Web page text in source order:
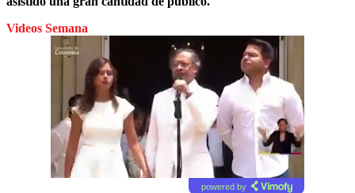
Videos Semana
powered by